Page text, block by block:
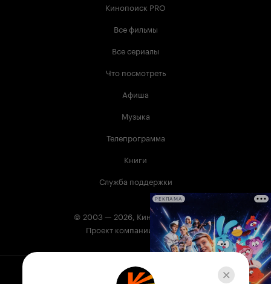
Кинопоиск PRO
Все фильмы
Все сериалы
Что посмотреть
Афиша
Музыка
Телепрограмма
Книги
Служба поддержки
© 2003 — 2026, Кинопоиск 18+
Проект компании
Сервис Кинопоиск может содержать информацию,
РЕКЛАМА